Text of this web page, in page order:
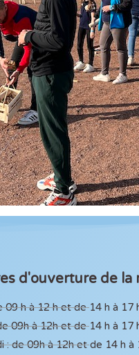
d'ouverture de la
09 h à 12 h et de 14 h à 17
09h à 12h et de 14 h à 17
: de 09h à 12h et de 14 h à